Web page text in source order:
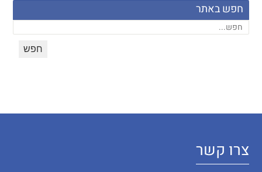
חפש באתר
צרו קשר